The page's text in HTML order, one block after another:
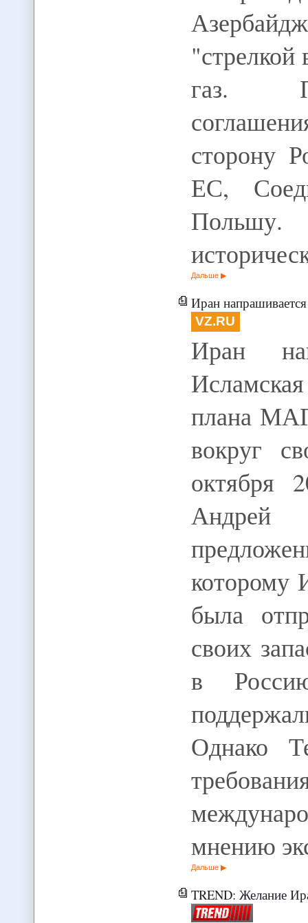
"стрелкой
газ.
сторону
ЕС,
Дальше
Иран
VZ.RU
Иран
плана
вокруг
октября
Андрей
которому
была
своих
в
Однако
мнению
Дальше
TREND: Желание Ирана